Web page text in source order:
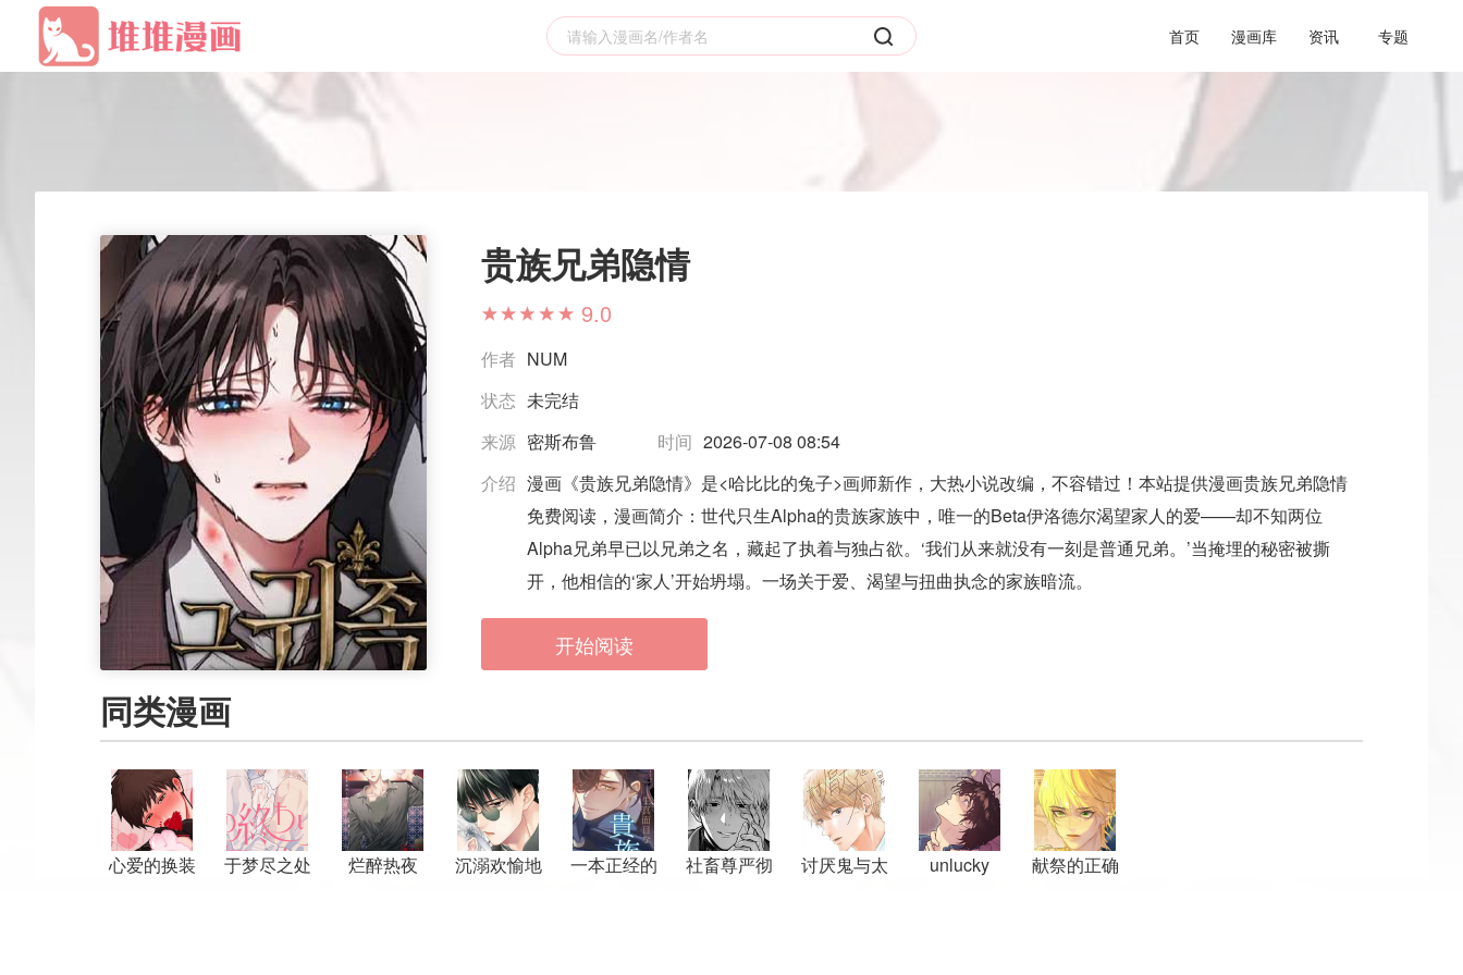
首页 漫画库 资讯 专题
贵族兄弟隐情
9.0
作者 NUM
状态 未完结
来源 密斯布鲁 时间 2026-07-08 08:54
介绍 漫画《贵族兄弟隐情》是<哈比比的兔子>画师新作，大热小说改编，不容错过！本站提供漫画贵族兄弟隐情
免费阅读，漫画简介：世代只生Alpha的贵族家族中，唯一的Beta伊洛德尔渴望家人的爱——却不知两位
Alpha兄弟早已以兄弟之名，藏起了执着与独占欲。‘我们从来就没有一刻是普通兄弟。’当掩埋的秘密被撕
开，他相信的‘家人’开始坍塌。一场关于爱、渴望与扭曲执念的家族暗流。
开始阅读
同类漫画
心爱的换装
于梦尽之处
烂醉热夜
沉溺欢愉地
一本正经的
社畜尊严彻
讨厌鬼与太
unlucky
献祭的正确